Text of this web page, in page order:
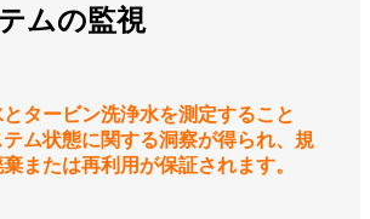
ムの監視
タービン洗浄水を測定すること
ム状態に関する洞察が得られ、規
または再利用が保証されます。